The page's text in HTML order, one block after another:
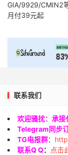
GIA/9929/CMIN2
月付39元起
联系我们
欢迎骚扰：承接
Telegram同步
TG电报群：
联系Q Q：
点击